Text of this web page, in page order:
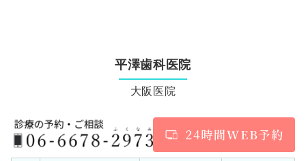
平澤歯科医院
大阪医院